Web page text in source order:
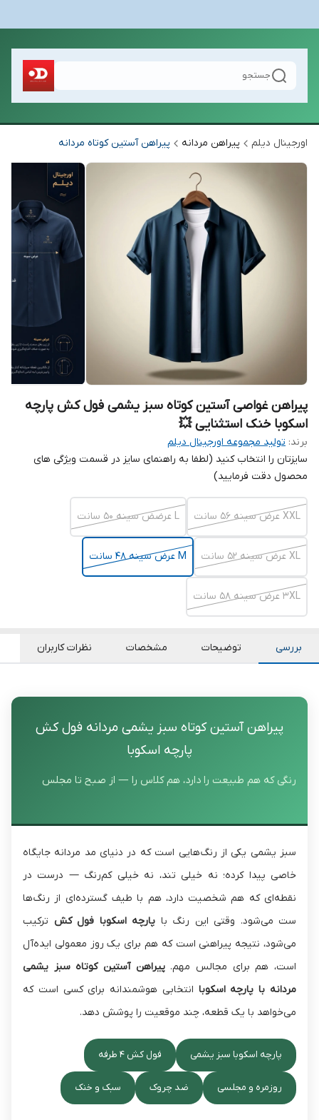
جستجو
اورجینال دیلم پیراهن مردانه پیراهن آستین کوتاه مردانه
پیراهن غواصی آستین کوتاه سبز یشمی فول کش پارچه
اسکوبا خنک استثنایی 💥
برند: تولید مجموعه اورجینال دیلم
سایزتان را انتخاب کنید (لطفا به راهنمای سایز در قسمت ویژگی های
محصول دقت فرمایید)
XXL عرض سینه ۵۶ سانت L عرضض سینه ۵۰ سانت
XL عرض سینه ۵۲ سانت M عرض سینه ۴۸ سانت
3XL عرض سینه ۵۸ سانت
بررسی توضیحات مشخصات نظرات کاربران
پیراهن آستین کوتاه سبز یشمی مردانه فول کش
پارچه اسکوبا
رنگی که هم طبیعت را دارد، هم کلاس را — از صبح تا مجلس
سبز یشمی یکی از رنگ‌هایی است که در دنیای مد مردانه جایگاه
خاصی پیدا کرده؛ نه خیلی تند، نه خیلی کم‌رنگ — درست در
نقطه‌ای که هم شخصیت دارد، هم با طیف گسترده‌ای از رنگ‌ها
ست می‌شود. وقتی این رنگ با پارچه اسکوبا فول کش ترکیب
می‌شود، نتیجه پیراهنی است که هم برای یک روز معمولی ایده‌آل
است، هم برای مجالس مهم.پیراهن آستین کوتاه سبز یشمی
مردانه با پارچه اسکوبا انتخابی هوشمندانه برای کسی است که
می‌خواهد با یک قطعه، چند موقعیت را پوشش دهد.
پارچه اسکوبا سبز یشمی فول کش ۴ طرفه
روزمره و مجلسی ضد چروک سبک و خنک